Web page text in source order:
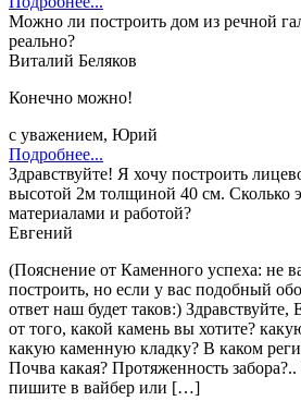
Можно ли построить дом из речной
реально?
Виталий Беляков
Конечно можно!
с уважением, Юрий
Подробнее...
Здравствуйте! Я хочу построить
высотой 2м толщиной 40 см. Сколько
материалами и работой?
Евгений
(Пояснение от Каменного успеха: не
построить, но если у вас подобный
ответ наш будет таков:)
от того, какой камень вы хотите?
какую каменную кладку? В каком
Почва какая? Протяженность
пишите в вайбер или […]